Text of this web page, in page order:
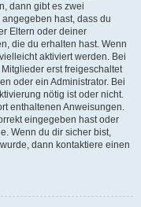
dann gibt es zwei
hast, dass du
Eltern oder deiner
die du erhalten hast. Wenn
aktiviert werden. Bei
erst freigeschaltet
oder ein Administrator. Bei
nötig ist oder nicht.
enthaltenen Anweisungen.
eingegeben hast oder
Wenn du dir sicher bist,
dann kontaktiere einen